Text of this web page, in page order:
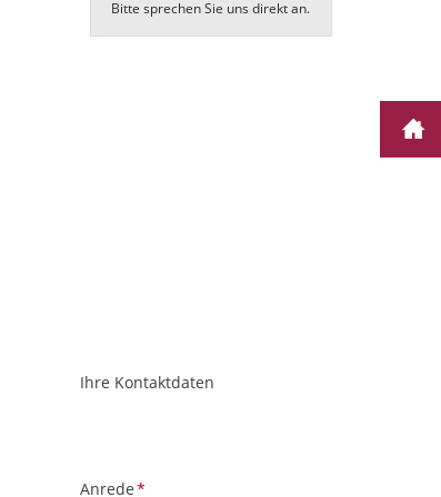
Bitte sprechen Sie uns direkt an.
ObjektPlatzhalter
URL
Ihre Kontaktdaten
Pflichtfeld
Anrede*